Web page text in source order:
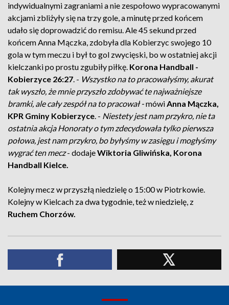
indywidualnymi zagraniami a nie zespołowo wypracowanymi
akcjami zbliżyły się na trzy gole, a minutę przed końcem
udało się doprowadzić do remisu. Ale 45 sekund przed
końcem Anna Mączka, zdobyła dla Kobierzyc swojego 10
gola w tym meczu i był to gol zwycięski, bo w ostatniej akcji
kielczanki po prostu zgubiły piłkę. Korona Handball -
Kobierzyce 26:27. - Wszystko na to pracowałyśmy, akurat
tak wyszło, że mnie przyszło zdobywać te najważniejsze
bramki, ale cały zespół na to pracował -mówiAnna Mączka,
KPR Gminy Kobierzyce. - Niestety jest nam przykro, nie ta
ostatnia akcja Honoraty o tym zdecydowała tylko pierwsza
połowa, jest nam przykro, bo byłyśmy w zasięgu i mogłyśmy
wygrać ten mecz- dodajeWiktoria Gliwińska, Korona
Handball Kielce.
Kolejny mecz w przyszłą niedzielę o 15:00 w Piotrkowie.
Kolejny w Kielcach za dwa tygodnie, też w niedzielę, z
Ruchem Chorzów.